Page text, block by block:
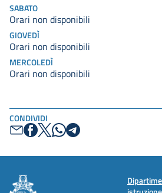
CONDIVIDI
SABATO
Orari non disponibili
GIOVEDÌ
Orari non disponibili
MERCOLEDÌ
Orari non disponibili